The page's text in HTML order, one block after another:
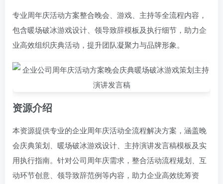
专业周年庆活动方案整合晚会、游戏、主持等全流程内容，
包含暖场破冰游戏设计、领导致辞模板及执行细节，助力企
业高效组织庆典活动，提升团队凝聚力与品牌形象。
资源介绍
本资源提供专业的企业周年庆活动全流程解决方案，涵盖晚
会庆典策划、暖场破冰游戏设计、主持演讲发言稿模板及实
用执行指南。针对公司周年庆需求，整合活动流程规划、互
动环节创意、领导致辞范例等内容，助力企业高效统筹资